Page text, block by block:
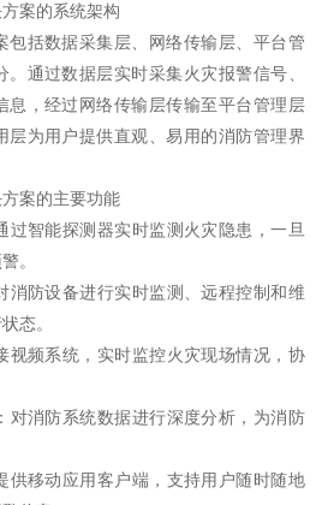
案的系统架构
包括数据采集层、网络传输层、平台管
通过数据层实时采集火灾报警信号、
息，经过网络传输层传输至平台管理层
层为用户提供直观、易用的消防管理界
案的主要功能
过智能探测器实时监测火灾隐患，一旦
。
消防设备进行实时监测、远程控制和维
态。
视频系统，实时监控火灾现场情况，协
对消防系统数据进行深度分析，为消防
供移动应用客户端，支持用户随时随地